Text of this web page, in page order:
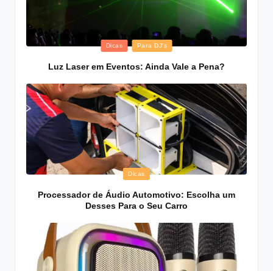
Posted
Dicas Para DJ's
Luz Laser em Eventos: Ainda Vale a Pena?
Posted
Dicas
Processador de Áudio Automotivo: Escolha um
Desses Para o Seu Carro